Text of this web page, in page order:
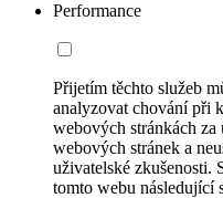
Performance
Přijetím těchto služeb
analyzovat chování při
webových stránkách za
webových stránek a
uživatelské zkušenosti.
tomto webu následující